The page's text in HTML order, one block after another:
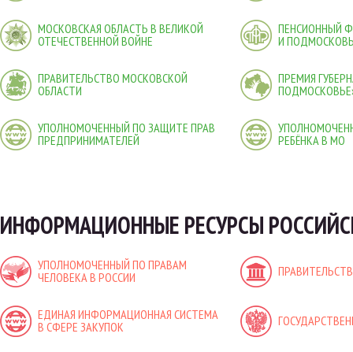
МОСКОВСКАЯ ОБЛАСТЬ В ВЕЛИКОЙ
ОТЕЧЕСТВЕННОЙ ВОЙНЕ
ПЕНСИОННЫЙ
И
ПРАВИТЕЛЬСТВО МОСКОВСКОЙ
ОБЛАСТИ
ПРЕМИЯ
УПОЛНОМОЧЕННЫЙ ПО ЗАЩИТЕ ПРАВ
ПРЕДПРИНИМАТЕЛЕЙ
РЕБЁНКА В МО
ИНФОРМАЦИОННЫЕ РЕСУРСЫ
УПОЛНОМОЧЕННЫЙ ПО ПРАВАМ
ЧЕЛОВЕКА В РОССИИ
ЕДИНАЯ ИНФОРМАЦИОННАЯ СИСТЕМА
В СФЕРЕ ЗАКУПОК